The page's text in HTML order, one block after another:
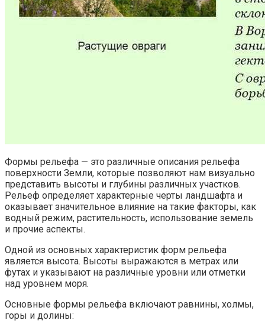
Формы рельефа — это различные описания рельефа
поверхности Земли, которые позволяют нам визуально
представить высоты и глубины различных участков.
Рельеф определяет характерные черты ландшафта и
оказывает значительное влияние на такие факторы, как
водный режим, растительность, использование земель
и прочие аспекты.
Одной из основных характеристик форм рельефа
является высота. Высоты выражаются в метрах или
футах и указывают на различные уровни или отметки
над уровнем моря.
Основные формы рельефа включают равнины, холмы,
горы и долины: